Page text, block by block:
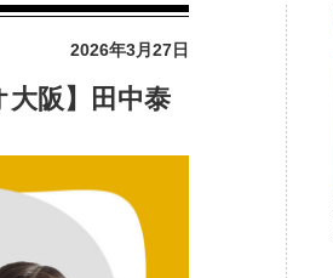
2026年3月27日
阪】田中泰